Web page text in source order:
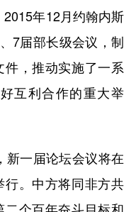
河北 山西
上海 江苏
福建 江西
湖北 湖南
云南 西藏
青海 宁夏
年12月约翰内斯
7届部长级会议，制
，推动实施了一系
互利合作的重大举
一届论坛会议将在
。中方将同非方共